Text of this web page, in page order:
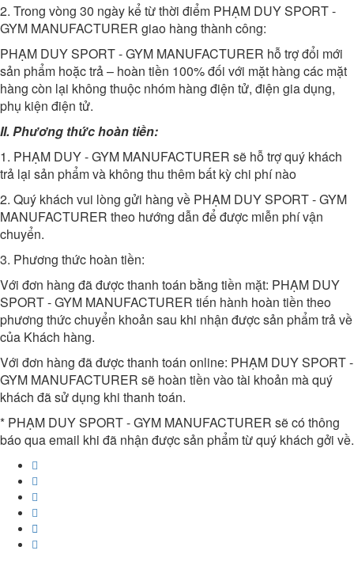
2. Trong vòng 30 ngày kể từ thời điểm PHẠM DUY SPORT -
GYM MANUFACTURER giao hàng thành công:
PHẠM DUY SPORT - GYM MANUFACTURER hỗ trợ đổi mới
sản phẩm hoặc trả – hoàn tiền 100% đối với mặt hàng các mặt
hàng còn lại không thuộc nhóm hàng điện tử, điện gia dụng,
phụ kiện điện tử.
II. Phương thức hoàn tiền:
1. PHẠM DUY - GYM MANUFACTURER sẽ hỗ trợ quý khách
trả lại sản phẩm và không thu thêm bất kỳ chi phí nào
2. Quý khách vui lòng gửi hàng về PHẠM DUY SPORT - GYM
MANUFACTURER theo hướng dẫn để được miễn phí vận
chuyển.
3. Phương thức hoàn tiền:
Với đơn hàng đã được thanh toán bằng tiền mặt: PHẠM DUY
SPORT - GYM MANUFACTURER tiến hành hoàn tiền theo
phương thức chuyển khoản sau khi nhận được sản phẩm trả về
của Khách hàng.
Với đơn hàng đã được thanh toán online: PHẠM DUY SPORT -
GYM MANUFACTURER sẽ hoàn tiền vào tài khoản mà quý
khách đã sử dụng khi thanh toán.
* PHẠM DUY SPORT - GYM MANUFACTURER sẽ có thông
báo qua email khi đã nhận được sản phẩm từ quý khách gởi về.